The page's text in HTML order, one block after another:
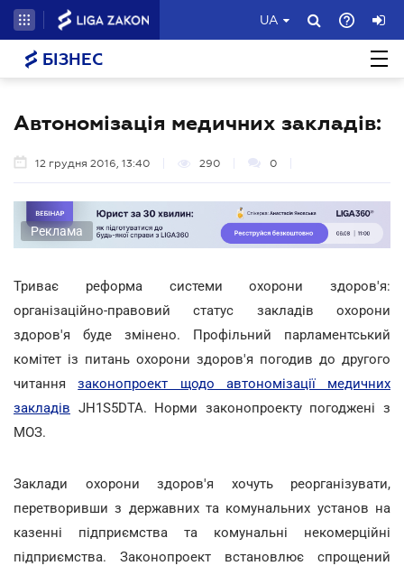
UA
БІЗНЕС
Автономізація медичних закладів:
12 грудня 2016, 13:40 290 0
Реклама
Триває реформа системи охорони здоров'я:
організаційно-правовий статус закладів охорони
здоров'я буде змінено. Профільний парламентський
комітет із питань охорони здоров'я погодив до другого
читаннязаконопроект щодо автономізації медичних
закладів JH1S5DTA. Норми законопроекту погоджені з
МОЗ.
Заклади охорони здоров'я хочуть реорганізувати,
перетворивши з державних та комунальних установ на
казенні підприємства та комунальні некомерційні
підприємства. Законопроект встановлює спрощений